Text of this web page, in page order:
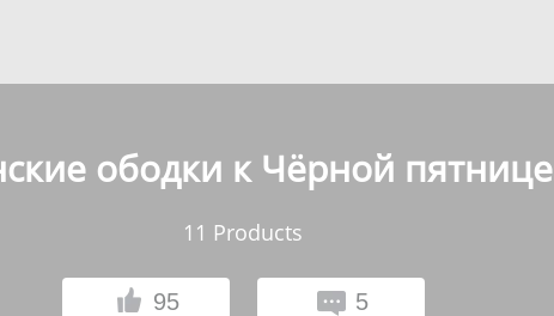
ободки к Чёрной пятнице
11 Products
95 5